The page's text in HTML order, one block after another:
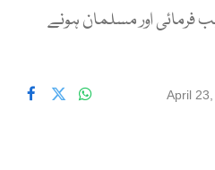
فرمائی اور مسلمان ہونے
April